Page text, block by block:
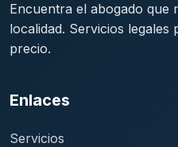
Encuentra el abogado que
localidad. Servicios legales
precio.
Enlaces
Servicios